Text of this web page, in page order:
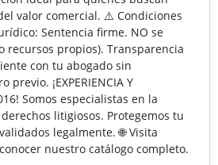
valor comercial. ⚠️ Condiciones
Sentencia firme. NO se
recursos propios). Transparencia
con tu abogado sin
¡EXPERIENCIA Y
Somos especialistas en la
litigiosos. Protegemos tu
legalmente. 🌐 Visita
nuestro catálogo completo.